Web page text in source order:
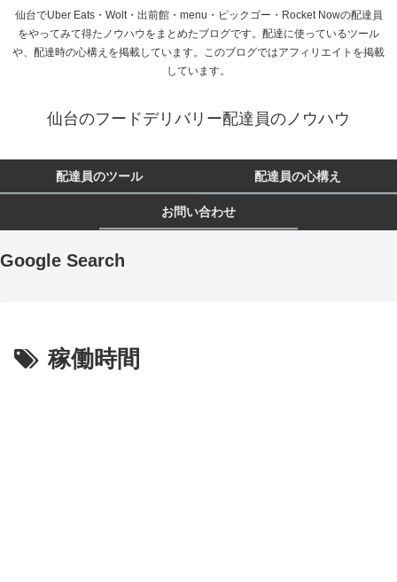
仙台でUber Eats・Wolt・出前館・menu・ピックゴー・Rocket Nowの配達員
をやってみて得たノウハウをまとめたブログです。配達に使っているツール
や、配達時の心構えを掲載しています。このブログではアフィリエイトを掲載
しています。
仙台のフードデリバリー配達員のノウハウ
配達員のツール 配達員の心構え
お問い合わせ
Google Search
稼働時間